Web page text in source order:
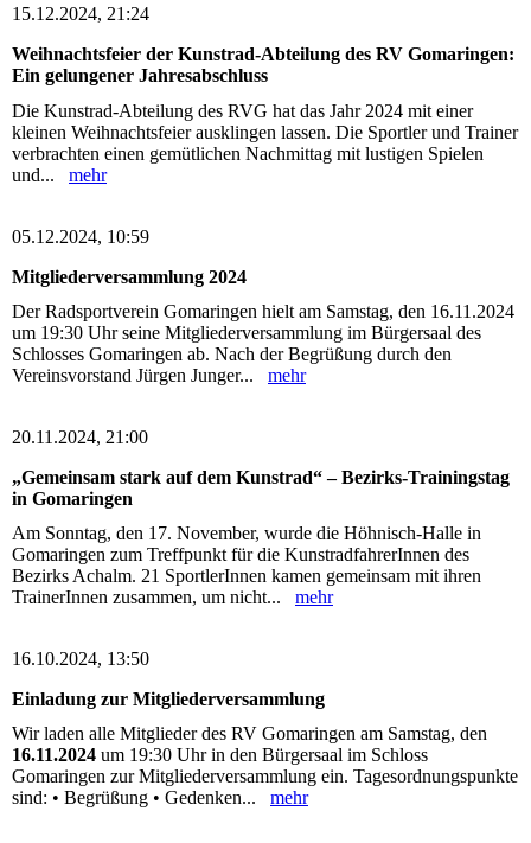
15.12.2024, 21:24
Weihnachtsfeier der Kunstrad-Abteilung des RV Gomaringen:
Ein gelungener Jahresabschluss
Die Kunstrad-Abteilung des RVG hat das Jahr 2024 mit einer
kleinen Weihnachtsfeier ausklingen lassen. Die Sportler und Trainer
verbrachten einen gemütlichen Nachmittag mit lustigen Spielen
und... mehr
05.12.2024, 10:59
Mitgliederversammlung 2024
Der Radsportverein Gomaringen hielt am Samstag, den 16.11.2024
um 19:30 Uhr seine Mitgliederversammlung im Bürgersaal des
Schlosses Gomaringen ab. Nach der Begrüßung durch den
Vereinsvorstand Jürgen Junger... mehr
20.11.2024, 21:00
„Gemeinsam stark auf dem Kunstrad“ – Bezirks-Trainingstag
in Gomaringen
Am Sonntag, den 17. November, wurde die Höhnisch-Halle in
Gomaringen zum Treffpunkt für die KunstradfahrerInnen des
Bezirks Achalm. 21 SportlerInnen kamen gemeinsam mit ihren
TrainerInnen zusammen, um nicht... mehr
16.10.2024, 13:50
Einladung zur Mitgliederversammlung
Wir laden alle Mitglieder des RV Gomaringen am Samstag, den
16.11.2024 um 19:30 Uhr in den Bürgersaal im Schloss
Gomaringen zur Mitgliederversammlung ein. Tagesordnungspunkte
sind: • Begrüßung • Gedenken... mehr